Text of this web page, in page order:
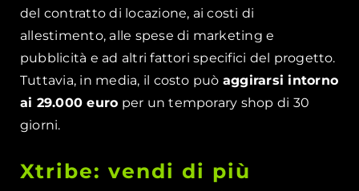
del contratto di locazione, ai costi di
allestimento, alle spese di marketing e
pubblicità e ad altri fattori specifici del progetto.
Tuttavia, in media, il costo può aggirarsi intorno
ai 29.000 euro per un temporary shop di 30
giorni.
Xtribe: vendi di più